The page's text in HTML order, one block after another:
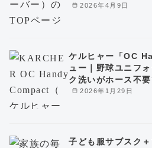
2026年4月9日
2026年1月29日
ケルヒャー「OC
ュー｜野球ユニフ
ク洗いがホース不
子ども服サブスク